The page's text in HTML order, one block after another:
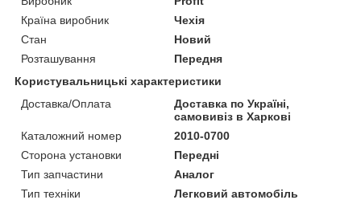
Країна виробник
Чехія
Стан
Новий
Розташування
Передня
Користувальницькі характеристики
Доставка/Оплата
Доставка по Україні,
самовивіз в Харкові
Каталожний номер
2010-0700
Сторона установки
Передні
Тип запчастини
Аналог
Тип техніки
Легковий автомобіль